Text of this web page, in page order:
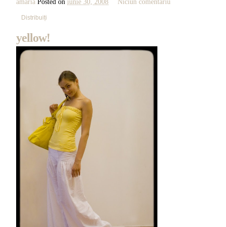
Distribuiți
yellow!